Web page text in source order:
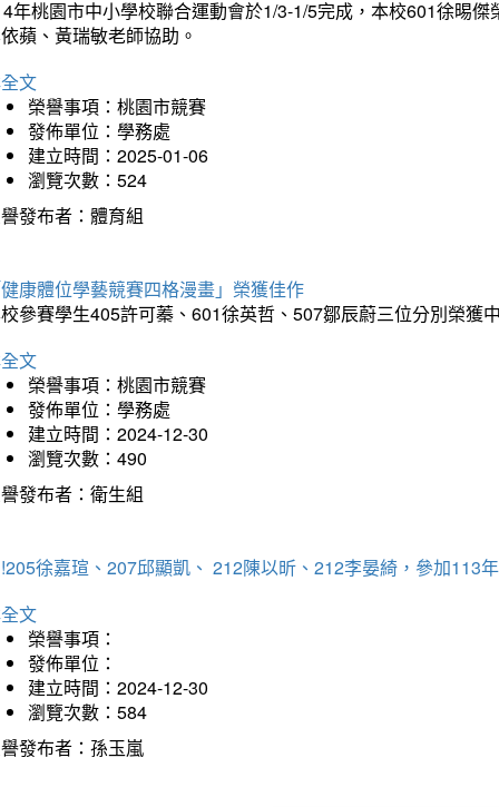
年桃園市中小學校聯合運動會於1/3-1/5完成，本校601徐晹
蘋、黃瑞敏老師協助。
文
榮譽事項：桃園市競賽
發佈單位：學務處
建立時間：2025-01-06
瀏覽次數：524
發布者：體育組
康體位學藝競賽四格漫畫」榮獲佳作
參賽學生405許可蓁、601徐英哲、507鄒辰蔚三位分別榮獲
文
榮譽事項：桃園市競賽
發佈單位：學務處
建立時間：2024-12-30
瀏覽次數：490
發布者：衛生組
徐嘉瑄、207邱顯凱、 212陳以昕、212李晏綺，參加113
文
榮譽事項：
發佈單位：
建立時間：2024-12-30
瀏覽次數：584
發布者：孫玉嵐